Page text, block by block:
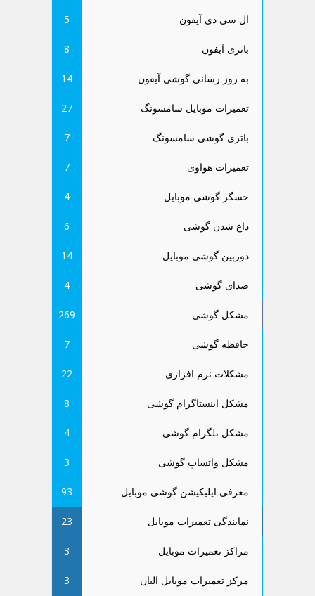
ال سی دی آیفون 5
باتری آیفون 8
به روز رسانی گوشی آیفون 14
تعمیرات موبایل سامسونگ 27
باتری گوشی سامسونگ 7
تعمیرات هواوی 7
حسگر گوشی موبایل 4
داغ شدن گوشی 6
دوربین گوشی موبایل 14
صدای گوشی 4
مشکل گوشی 269
حافظه گوشی 7
مشکلات نرم افزاری 22
مشکل اینستاگرام گوشی 8
مشکل تلگرام گوشی 4
مشکل واتساپ گوشی 3
معرفی اپلیکیشن گوشی موبایل 93
نمایندگی تعمیرات موبایل 23
مراکز تعمیرات موبایل 3
مرکز تعمیرات موبایل البان 3